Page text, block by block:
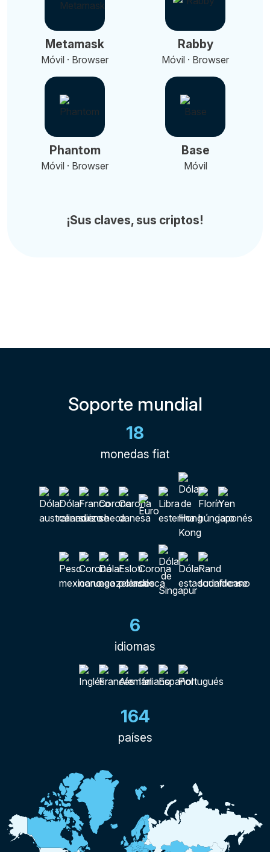
Metamask
Móvil · Browser
Rabby
Móvil · Browser
Phantom
Móvil · Browser
Base
Móvil
¡Sus claves, sus criptos!
Soporte mundial
18
monedas fiat
6
idiomas
164
países